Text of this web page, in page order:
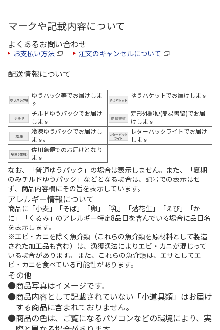
マークや記載内容について
よくあるお問い合わせ
お支払い方法 注文のキャンセルについて
配送情報について
ゆうパック等でお届けしま
す
ゆうパケットでお届けします
チルドゆうパックでお届け
します
定形外郵便(簡易書留)でお届
けします
冷凍ゆうパックでお届けし
ます。
レターパックライトでお届け
します
佐川急便でのお届けとなり
ます
なお、「普通ゆうパック」の場合は表示しません。また、「夏期
のみチルドゆうパック」などとなる場合は、記号での表示はせ
ず、商品内容欄にその旨を表示しています。
アレルギー情報について
商品に「小麦」「そば」「卵」「乳」「落花生」「えび」「か
に」「くるみ」のアレルギー特定8品目を含んでいる場合に品目名
を表示します。
※エビ・カニを除く魚介類（これらの魚介類を原材料として製造
された加工品も含む）は、漁獲漁法によりエビ・カニが混じって
いる場合があります。 また、これらの魚介類は、エサとしてエ
ビ・カニを食べている可能性があります。
その他
商品写真はイメージです。
商品内容として記載されていない「小道具類」はお届け
する商品に含まれておりません。
商品の色は、ご覧になるパソコンなどの環境により、実